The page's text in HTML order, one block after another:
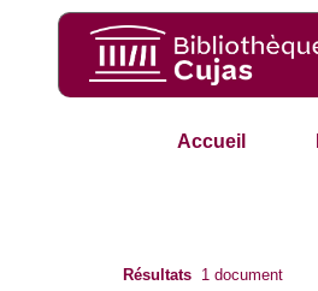
Accueil
Résultats 1 document